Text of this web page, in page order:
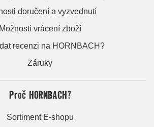
doručení a vyzvednutí
Možnosti vrácení zboží
recenzi na HORNBACH?
Záruky
Proč HORNBACH?
Sortiment E-shopu